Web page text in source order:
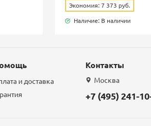
Экономия: 7 373 руб.
Наличие: В наличии
и доставка
Контакты
Москва
+7 (495) 241-